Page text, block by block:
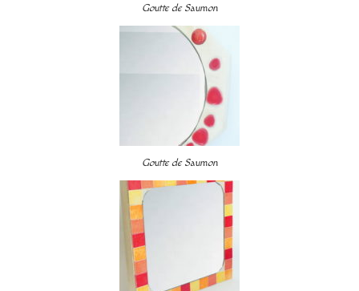
Goutte de Saumon
Goutte de Saumon